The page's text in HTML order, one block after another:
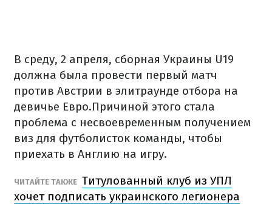
В среду, 2 апреля, сборная Украины U19
должна была провести первый матч
против Австрии в элитраунде отбора на
девичье Евро.Причиной этого стала
проблема с несвоевременным получением
виз для футболисток команды, чтобы
приехать в Англию на игру.
ЧИТАЙТЕ ТАКЖЕ Титулованный клуб из УПЛ
хочет подписать украинского легионера